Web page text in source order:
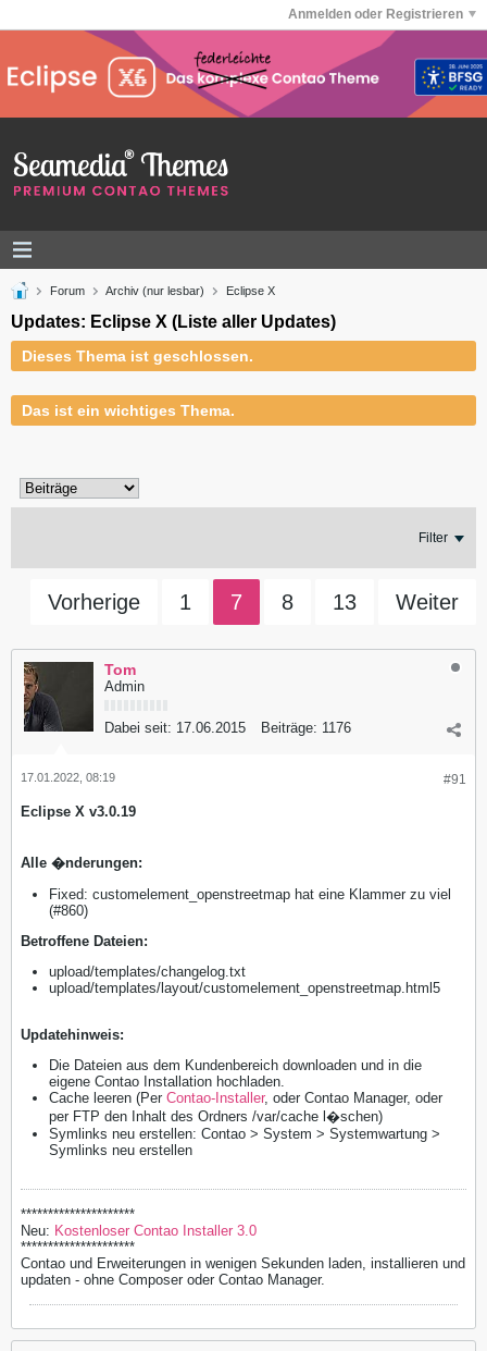
Anmelden oder Registrieren
Forum Archiv (nur lesbar) Eclipse X
Updates: Eclipse X (Liste aller Updates)
Dieses Thema ist geschlossen.
Das ist ein wichtiges Thema.
Filter
Vorherige 1 7 8 13 Weiter
Tom
Admin
Dabei seit: 17.06.2015 Beiträge: 1176
#91
17.01.2022, 08:19
Eclipse X v3.0.19
Alle �nderungen:
Fixed: customelement_openstreetmap hat eine Klammer zu viel
(#860)
​Betroffene Dateien:
upload/templates/changelog.txt
upload/templates/layout/customelement_openstreetmap.html5
Updatehinweis:
Die Dateien aus dem Kundenbereich downloaden und in die
eigene Contao Installation hochladen.
Cache leeren (Per Contao-Installer, oder Contao Manager, oder
per FTP den Inhalt des Ordners /var/cache l�schen)
Symlinks neu erstellen: Contao > System > Systemwartung >
Symlinks neu erstellen
*********************
Neu: Kostenloser Contao Installer 3.0
*********************
Contao und Erweiterungen in wenigen Sekunden laden, installieren und
updaten - ohne Composer oder Contao Manager.